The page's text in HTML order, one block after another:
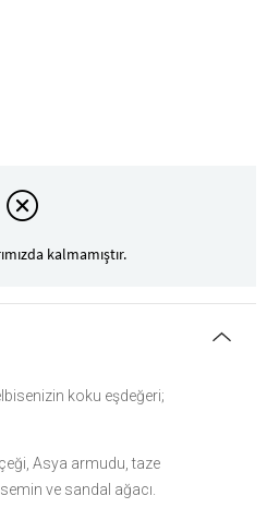
kalmamıştır.
koku eşdeğeri;
Asya armudu, taze
ve sandal ağacı.